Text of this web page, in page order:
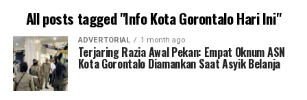
All posts tagged "Info Kota Gorontalo Hari Ini"
ADVERTORIAL 1 month ago
Terjaring Razia Awal Pekan: Empat Oknum ASN
Kota Gorontalo Diamankan Saat Asyik Belanja